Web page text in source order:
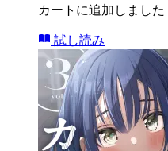
カートに追加しました
試し読み